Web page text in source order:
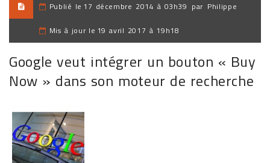
Publié le 17 décembre 2014 à 03h39 par Philippe
Mis à jour le 19 avril 2017 à 19h18
Google veut intégrer un bouton « Buy
Now » dans son moteur de recherche